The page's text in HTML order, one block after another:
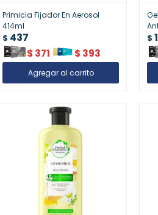
Primicia Fijador En Aerosol
414ml
$ 437
$ 371 $ 393
$